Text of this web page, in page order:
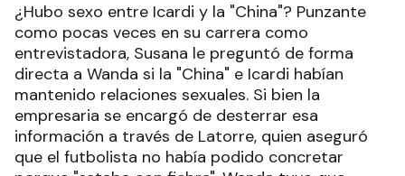
¿Hubo sexo entre Icardi y la "China"? Punzante
como pocas veces en su carrera como
entrevistadora, Susana le preguntó de forma
directa a Wanda si la "China" e Icardi habían
mantenido relaciones sexuales. Si bien la
empresaria se encargó de desterrar esa
información a través de Latorre, quien aseguró
que el futbolista no había podido concretar